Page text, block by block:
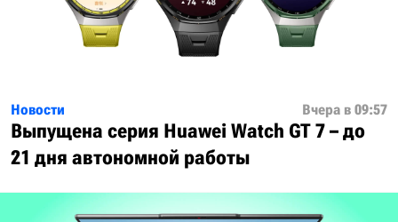
Новости Вчера в 09:57
Выпущена серия Huawei Watch GT 7 – до
21 дня автономной работы